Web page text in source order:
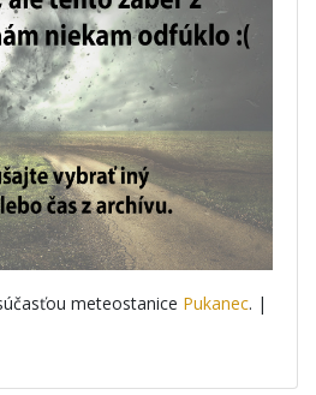
meteostanice Pukanec. |